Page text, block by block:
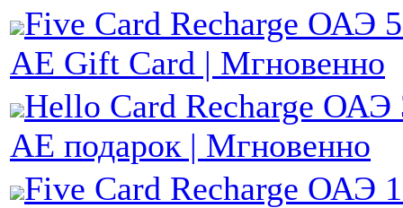
Five Card Recharge ОАЭ
AE Gift Card | Мгновенно
Hello Card Recharge ОАЭ
AE подарок | Мгновенно
Five Card Recharge ОАЭ